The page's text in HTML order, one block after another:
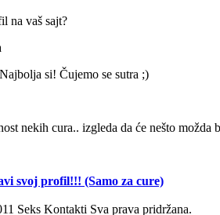
na vaš sajt?
si! Čujemo se sutra ;)
nekih cura.. izgleda da će nešto možda
svoj profil!!! (Samo za cure)
Seks Kontakti Sva prava pridržana.